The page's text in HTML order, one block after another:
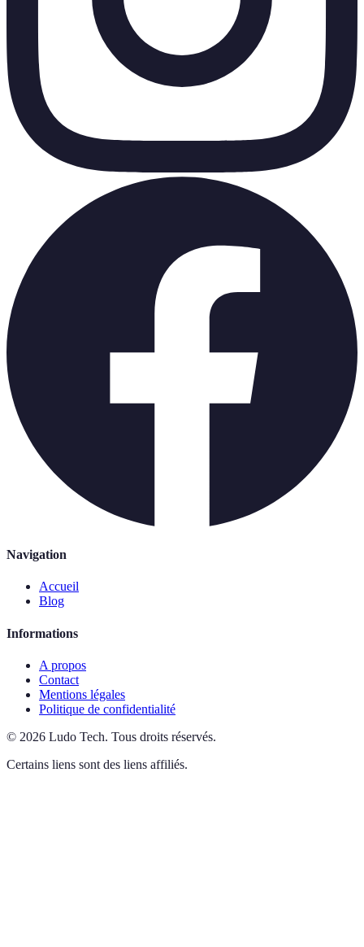
Navigation
Accueil
Blog
Informations
A propos
Contact
Mentions légales
Politique de confidentialité
© 2026 Ludo Tech. Tous droits réservés.
Certains liens sont des liens affiliés.